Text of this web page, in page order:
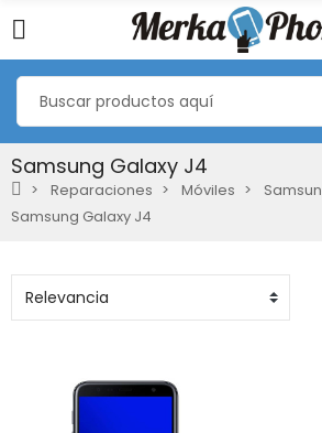
Samsung Galaxy J4
Reparaciones Móviles
Samsung Galaxy J4